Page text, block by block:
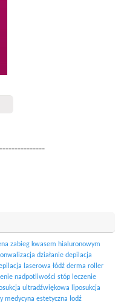
zabieg kwasem hialuronowym
działanie depilacja
laserowa łódź derma roller
nadpotliwości stóp leczenie
ultradźwiękowa liposukcja
medycyna estetyczna łodź